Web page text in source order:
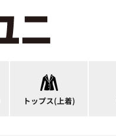
トップス(上着)
スーツジャケット
カーディガン
ポロ
Tシ